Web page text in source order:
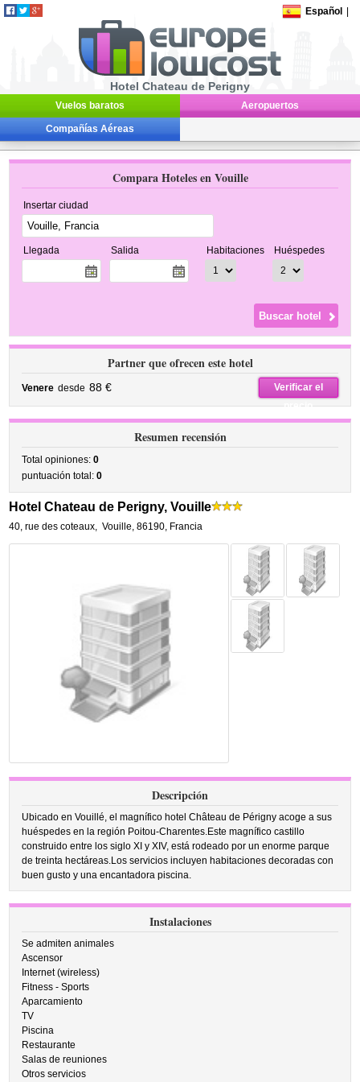
Español
Hotel Chateau de Perigny
Vuelos baratos Aeropuertos
Compañías Aéreas
Compara Hoteles en Vouille
Insertar ciudad
Llegada Salida Habitaciones Huéspedes
Partner que ofrecen este hotel
Venere desde 88 €
Verificar el
precio
Resumen recensión
Total opiniones:0
puntuación total:0
Hotel Chateau de Perigny, Vouille
40, rue des coteaux, Vouille,86190, Francia
Descripción
Ubicado en Vouillé, el magnífico hotel Château de Périgny acoge a sus
huéspedes en la región Poitou-Charentes.Este magnífico castillo
construido entre los siglo XI y XIV, está rodeado por un enorme parque
de treinta hectáreas.Los servicios incluyen habitaciones decoradas con
buen gusto y una encantadora piscina.
Instalaciones
Se admiten animales
Ascensor
Internet (wireless)
Fitness - Sports
Aparcamiento
TV
Piscina
Restaurante
Salas de reuniones
Otros servicios